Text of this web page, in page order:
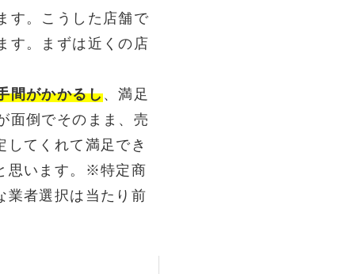
す。こうした店舗で
す。まずは近くの店
間がかかるし、満足
面倒でそのまま、売
てくれて満足でき
思います。※特定商
業者選択は当たり前